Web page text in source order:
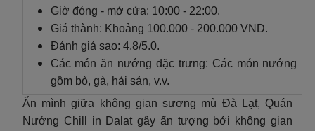
Giờ đóng - mở cửa: 10:00 - 22:00.
Giá thành: Khoảng 100.000 - 200.000 VND.
Đánh giá sao: 4.8/5.0.
Các món ăn nướng đặc trưng: Các món nướng
gồm bò, gà, hải sản, v.v.
Ẩn mình giữa không gian sương mù Đà Lạt, Quán
Nướng Chill in Dalat gây ấn tượng bởi không gian